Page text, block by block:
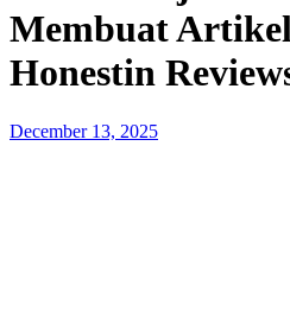
Membuat
Honestin
Posted
December 13, 2025